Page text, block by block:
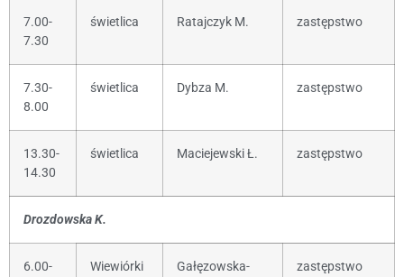
7.00-
7.30
świetlica Ratajczyk M. zastępstwo
7.30-
8.00
świetlica Dybza M. zastępstwo
13.30-
14.30
świetlica Maciejewski Ł. zastępstwo
Drozdowska K.
6.00-
Wiewiórki
Gałęzowska-
zastępstwo